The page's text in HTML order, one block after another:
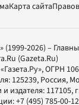
Карта сайта
(1999-2026) –
(Gazeta.Ru)
, ОГРН
125239, Россия,
издателя: 117105,
+7 (495) 785-00-12